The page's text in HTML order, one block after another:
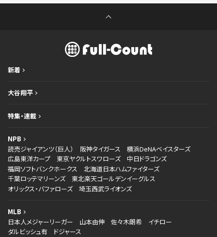
新着
大谷翔平
特集・連載
NPB
読売ジャイアンツ（巨人）
阪神タイガース
横浜DeNAベイスターズ
広島東洋カープ
東京ヤクルトスワローズ
中日ドラゴンズ
福岡ソフトバンクホークス
北海道日本ハムファイターズ
千葉ロッテマリーンズ
東北楽天ゴールデンイーグルス
オリックス・バファローズ
埼玉西武ライオンズ
MLB
日本人メジャーリーガー
山本由伸 佐々木朗希
イチロー
ダルビッシュ有
ドジャース